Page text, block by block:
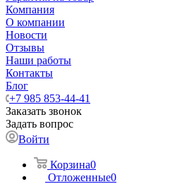
Компания
О компании
Новости
Отзывы
Наши работы
Контакты
Блог
+7 985 853-44-41
Заказать звонок
Задать вопрос
Войти
Корзина0
Отложенные0